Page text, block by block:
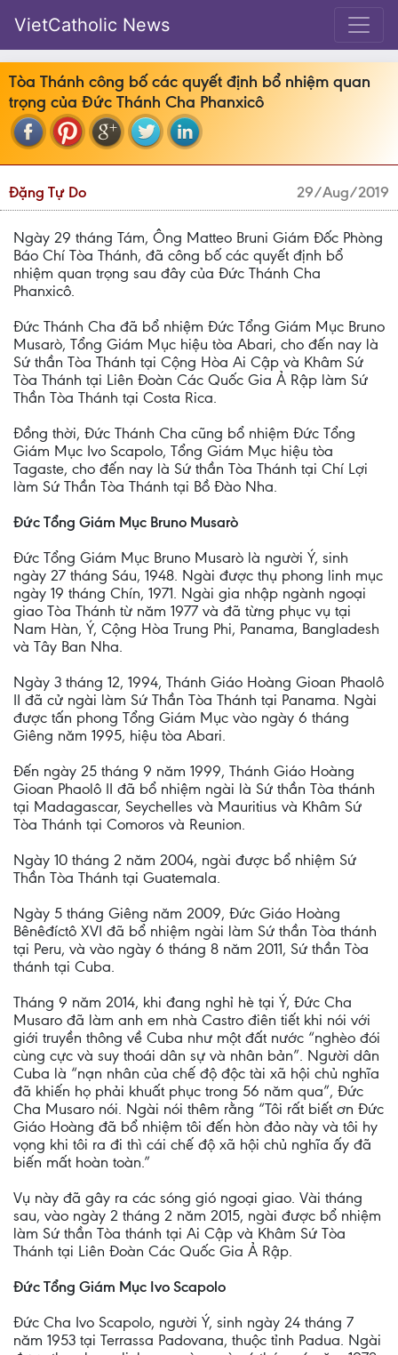
VietCatholic News
Tòa Thánh công bố các quyết định bổ nhiệm quan
trọng của Đức Thánh Cha Phanxicô
Đặng Tự Do 29/Aug/2019
Ngày 29 tháng Tám, Ông Matteo Bruni Giám Đốc Phòng
Báo Chí Tòa Thánh, đã công bố các quyết định bổ
nhiệm quan trọng sau đây của Đức Thánh Cha
Phanxicô.
Đức Thánh Cha đã bổ nhiệm Đức Tổng Giám Mục Bruno
Musarò, Tổng Giám Mục hiệu tòa Abari, cho đến nay là
Sứ thần Tòa Thánh tại Cộng Hòa Ai Cập và Khâm Sứ
Tòa Thánh tại Liên Đoàn Các Quốc Gia Ả Rập làm Sứ
Thần Tòa Thánh tại Costa Rica.
Đồng thời, Đức Thánh Cha cũng bổ nhiệm Đức Tổng
Giám Mục Ivo Scapolo, Tổng Giám Mục hiệu tòa
Tagaste, cho đến nay là Sứ thần Tòa Thánh tại Chí Lợi
làm Sứ Thần Tòa Thánh tại Bồ Đào Nha.
Đức Tổng Giám Mục Bruno Musarò
Đức Tổng Giám Mục Bruno Musarò là người Ý, sinh
ngày 27 tháng Sáu, 1948. Ngài được thụ phong linh mục
ngày 19 tháng Chín, 1971. Ngài gia nhập ngành ngoại
giao Tòa Thánh từ năm 1977 và đã từng phục vụ tại
Nam Hàn, Ý, Cộng Hòa Trung Phi, Panama, Bangladesh
và Tây Ban Nha.
Ngày 3 tháng 12, 1994, Thánh Giáo Hoàng Gioan Phaolô
II đã cử ngài làm Sứ Thần Tòa Thánh tại Panama. Ngài
được tấn phong Tổng Giám Mục vào ngày 6 tháng
Giêng năm 1995, hiệu tòa Abari.
Đến ngày 25 tháng 9 năm 1999, Thánh Giáo Hoàng
Gioan Phaolô II đã bổ nhiệm ngài là Sứ thần Tòa thánh
tại Madagascar, Seychelles và Mauritius và Khâm Sứ
Tòa Thánh tại Comoros và Reunion.
Ngày 10 tháng 2 năm 2004, ngài được bổ nhiệm Sứ
Thần Tòa Thánh tại Guatemala.
Ngày 5 tháng Giêng năm 2009, Đức Giáo Hoàng
Bênêđíctô XVI đã bổ nhiệm ngài làm Sứ thần Tòa thánh
tại Peru, và vào ngày 6 tháng 8 năm 2011, Sứ thần Tòa
thánh tại Cuba.
Tháng 9 năm 2014, khi đang nghỉ hè tại Ý, Đức Cha
Musaro đã làm anh em nhà Castro điên tiết khi nói với
giới truyền thông về Cuba như một đất nước “nghèo đói
cùng cực và suy thoái dân sự và nhân bản”. Người dân
Cuba là “nạn nhân của chế độ độc tài xã hội chủ nghĩa
đã khiến họ phải khuất phục trong 56 năm qua”, Đức
Cha Musaro nói. Ngài nói thêm rằng “Tôi rất biết ơn Đức
Giáo Hoàng đã bổ nhiệm tôi đến hòn đảo này và tôi hy
vọng khi tôi ra đi thì cái chế độ xã hội chủ nghĩa ấy đã
biến mất hoàn toàn.”
Vụ này đã gây ra các sóng gió ngoại giao. Vài tháng
sau, vào ngày 2 tháng 2 năm 2015, ngài được bổ nhiệm
làm Sứ thần Tòa thánh tại Ai Cập và Khâm Sứ Tòa
Thánh tại Liên Đoàn Các Quốc Gia Ả Rập.
Đức Tổng Giám Mục Ivo Scapolo
Đức Cha Ivo Scapolo, người Ý, sinh ngày 24 tháng 7
năm 1953 tại Terrassa Padovana, thuộc tỉnh Padua. Ngài